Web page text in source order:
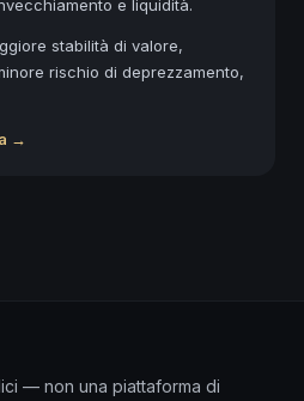
e liquidità.
stabilità di valore,
rischio di deprezzamento,
→
— non una piattaforma di